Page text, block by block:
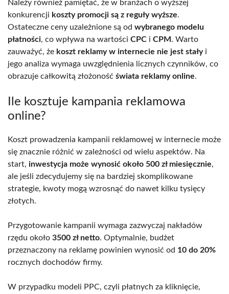
Należy również pamiętać, że w branżach o wyższej
konkurencji koszty promocji są z reguły wyższe.
Ostateczne ceny uzależnione są od wybranego modelu
płatności, co wpływa na wartości CPC i CPM . Warto
zauważyć, że koszt reklamy w internecie nie jest stałyi
jego analiza wymaga uwzględnienia licznych czynników, co
obrazuje całkowitą złożoność świata reklamy online.
Ile kosztuje kampania reklamowa
online?
Koszt prowadzenia kampanii reklamowej w internecie może
się znacznie różnić w zależności od wielu aspektów. Na
start, inwestycja może wynosić około 500 zł miesięcznie,
ale jeśli zdecydujemy się na bardziej skomplikowane
strategie, kwoty mogą wzrosnąć do nawet kilku tysięcy
złotych.
Przygotowanie kampanii wymaga zazwyczaj nakładów
rzędu około 3500 zł netto. Optymalnie, budżet
przeznaczony na reklamę powinien wynosić od 10 do 20%
rocznych dochodów firmy.
W przypadku modeli PPC, czyli płatnych za kliknięcie,